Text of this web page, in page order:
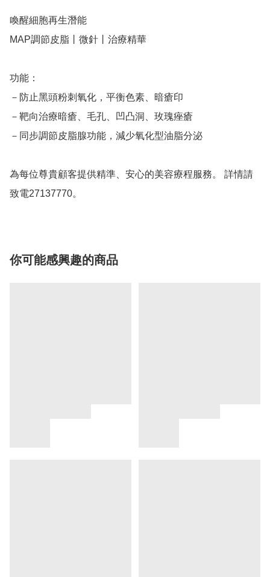
喚醒細胞再生潛能
MAP調節皮脂丨微針丨治療精華
功能：
－防止黑頭粉刺氧化，平衡色素、暗瘡印
－靶向治療暗瘡、毛孔、凹凸洞、玫瑰痤瘡
－同步調節皮脂腺功能，減少氧化型油脂分泌
為每位尊貴顧客提供精準、安心的美容療程服務。 詳情請
致電27137770。
你可能感興趣的商品